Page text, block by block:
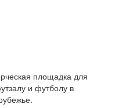
площадка для
и футболу в